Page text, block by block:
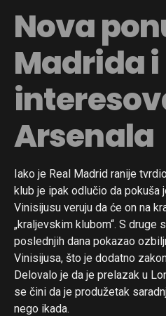
Nova
Madrida i
Arsenala
Iako je Real Madrid ranije
klub je ipak odlučio da pokuša
Vinisijusu veruju da će on na
„kraljevskim klubom“. S druge
poslednjih dana pokazao
Vinisijusa, što je dodatno
Delovalo je da je prelazak u
se čini da je produžetak
nego ikada.